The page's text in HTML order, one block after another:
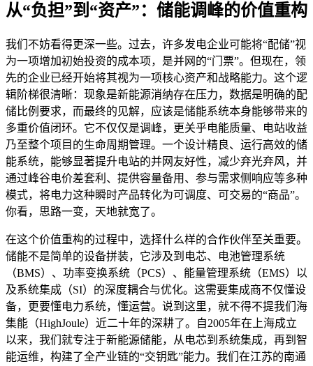
从“负担”到“资产”：储能调峰的价值重构
我们不妨看得更深一些。过去，许多发电企业可能将“配储”视
为一项增加初始投资的成本项，是并网的“门票”。但现在，领
先的企业已经开始将其视为一项核心资产和战略能力。这个逻
辑阶梯很清晰：现象是新能源消纳存在压力，数据是明确的配
储比例要求，而最终的见解，应该是储能系统本身能够带来的
多重价值闭环。它不仅仅是调峰，更关乎电能质量、电站收益
乃至整个项目的生命周期管理。一个设计精良、运行高效的储
能系统，能够显著提升电站的并网友好性，减少弃光弃风，并
通过峰谷电价差套利、提供容量备用、参与需求侧响应等多种
模式，将电力这种瞬时产品转化为可调度、可交易的“商品”。
你看，思路一变，天地就宽了。
在这个价值重构的过程中，选择什么样的合作伙伴至关重要。
储能不是简单的设备拼装，它涉及到电芯、电池管理系统
（BMS）、功率变换系统（PCS）、能量管理系统（EMS）以
及系统集成（SI）的深度耦合与优化。这需要集成商不仅懂设
备，更要懂电力系统，懂运营。说到这里，就不得不提我们海
集能（HighJoule）近二十年的深耕了。自2005年在上海成立
以来，我们就专注于新能源储能，从电芯到系统集成，再到智
能运维，构建了全产业链的“交钥匙”能力。我们在江苏的南通